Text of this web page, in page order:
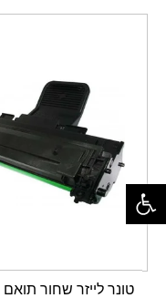
פתח סרגל נגישות